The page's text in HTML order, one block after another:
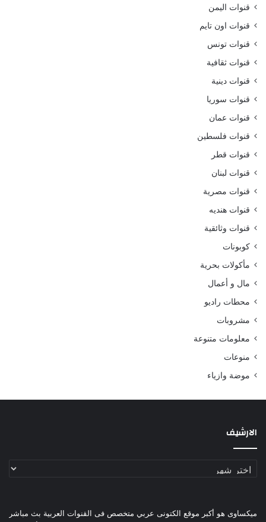
قنوات اليمن
قنوات اون تايم
قنوات تونس
قنوات ثقافية
قنوات دينية
قنوات سوريا
قنوات عمان
قنوات فلسطين
قنوات قطر
قنوات لبنان
قنوات مصرية
قنوات هنديه
قنوات وثائقية
كوبونات
مأكولات بحرية
مال و أعمال
محطات راديو
مشروبات
معلومات متنوعة
منوعات
موضة وازياء
الارشيف
الارشيف
ميكساوى هو أكبر موقع الكتونى عربي متخصص فى القنوات العربية بث مباشر